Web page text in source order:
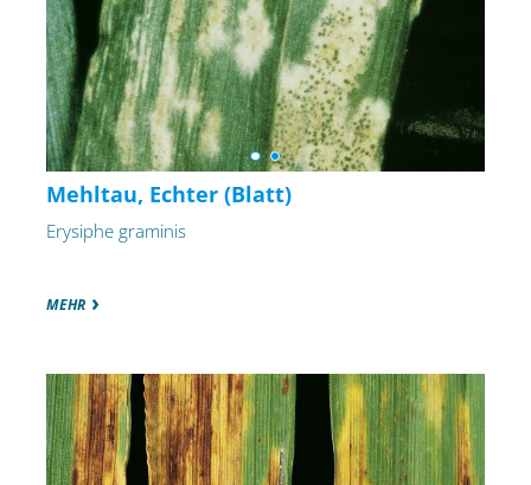
Mehltau, Echter (Blatt)
Erysiphe graminis
MEHR